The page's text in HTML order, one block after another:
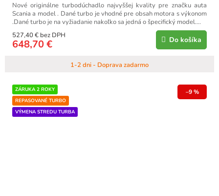
1-2 dni - Doprava zadarmo
527,40 € bez DPH
648,70 € Do košíka
Nové originálne turbodúchadlo najvyššej kvality pre značku auta
Scania a model . Dané turbo je vhodné pre obsah motora s výkonom
.Dané turbo je na vyžiadanie nakoľko sa jedná o špecifický model....
ZÁRUKA 2 ROKY
REPASOVANÉ TURBO
VÝMENA STREDU TURBA
–9 %